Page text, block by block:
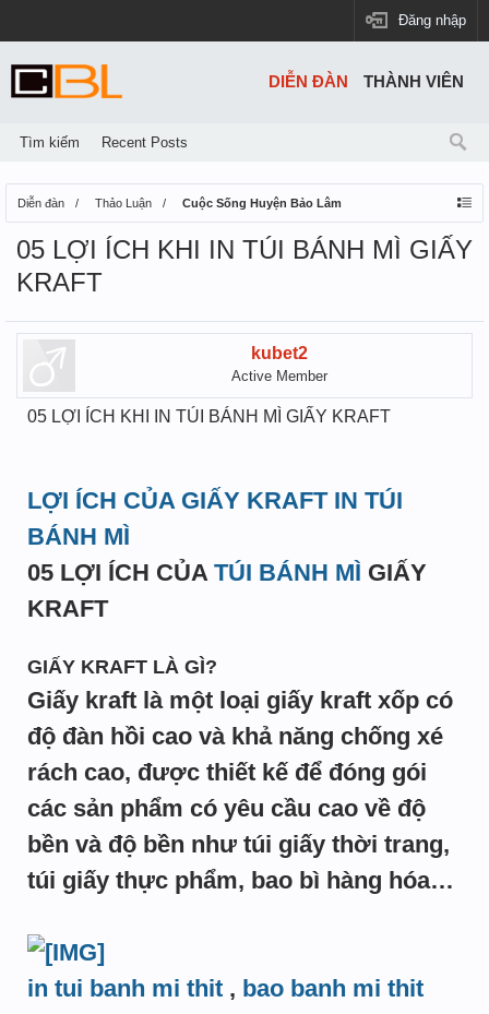
Đăng nhập
Diễn đàn Thảo Luận Cuộc Sống Huyện Bảo Lâm
05 LỢI ÍCH KHI IN TÚI BÁNH MÌ GIẤY
KRAFT
kubet2
Active Member
05 LỢI ÍCH KHI IN TÚI BÁNH MÌ GIẤY KRAFT
LỢI ÍCH CỦA GIẤY KRAFT IN TÚI
BÁNH MÌ
05 LỢI ÍCH CỦA TÚI BÁNH MÌ GIẤY
KRAFT
GIẤY KRAFT LÀ GÌ?
Giấy kraft là một loại giấy kraft xốp có
độ đàn hồi cao và khả năng chống xé
rách cao, được thiết kế để đóng gói
các sản phẩm có yêu cầu cao về độ
bền và độ bền như túi giấy thời trang,
túi giấy thực phẩm, bao bì hàng hóa…
in tui banh mi thit , bao banh mi thit
DIỄN ĐÀN
Tìm kiếm Recent Posts
THÀNH VIÊN